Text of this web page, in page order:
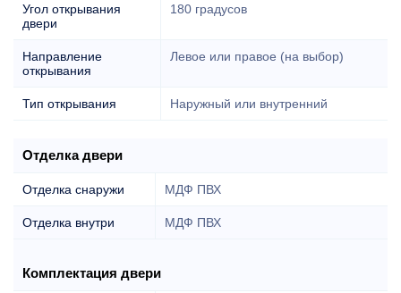
Угол открывания
двери
180 градусов
Направление
открывания
Левое или правое (на выбор)
Тип открывания Наружный или внутренний
Отделка двери
Отделка снаружи МДФ ПВХ
Отделка внутри МДФ ПВХ
Комплектация двери